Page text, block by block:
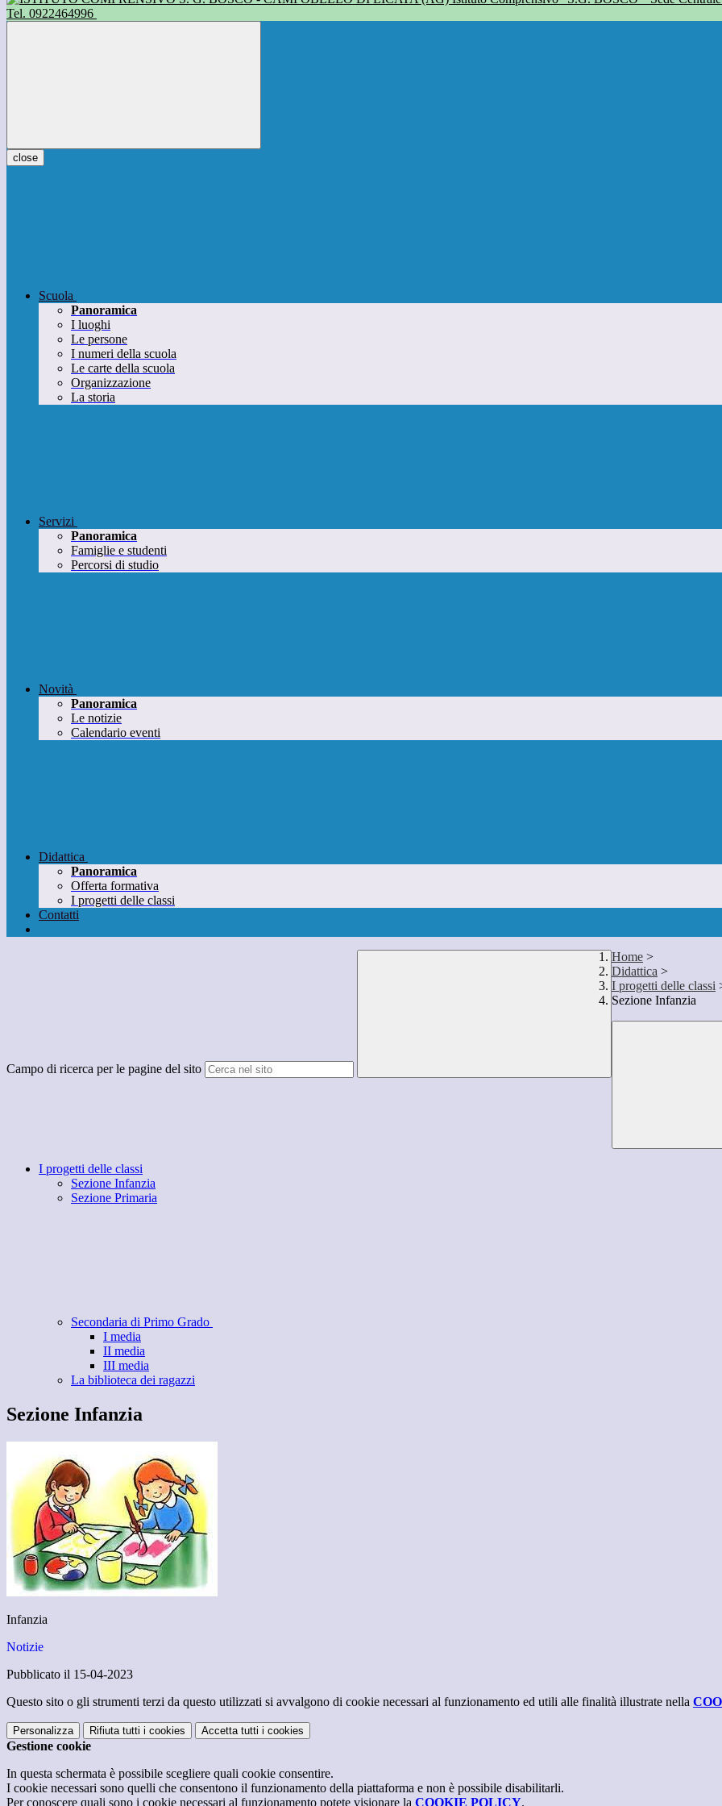
Tel. 0922464996
close
Scuola
Panoramica
I luoghi
Le persone
I numeri della scuola
Le carte della scuola
Organizzazione
La storia
Servizi
Panoramica
Famiglie e studenti
Percorsi di studio
Novità
Panoramica
Le notizie
Calendario eventi
Didattica
Panoramica
Offerta formativa
I progetti delle classi
Contatti
Campo di ricerca per le pagine del sito
Home >
Didattica >
I progetti delle classi
Sezione Infanzia
I progetti delle classi
Sezione Infanzia
Sezione Primaria
Secondaria di Primo Grado
I media
II media
III media
La biblioteca dei ragazzi
Sezione Infanzia
Infanzia
Notizie
Pubblicato il 15-04-2023
Questo sito o gli strumenti terzi da questo utilizzati si avvalgono di cookie necessari al funzionamento ed utili alle finalità illustrate nella
Personalizza Rifiuta tutti i cookies Accetta tutti i cookies
Gestione cookie
In questa schermata è possibile scegliere quali cookie consentire.
I cookie necessari sono quelli che consentono il funzionamento della piattaforma e non è possibile disabilitarli.
Per conoscere quali sono i cookie necessari al funzionamento potete visionare la COOKIE POLICY.